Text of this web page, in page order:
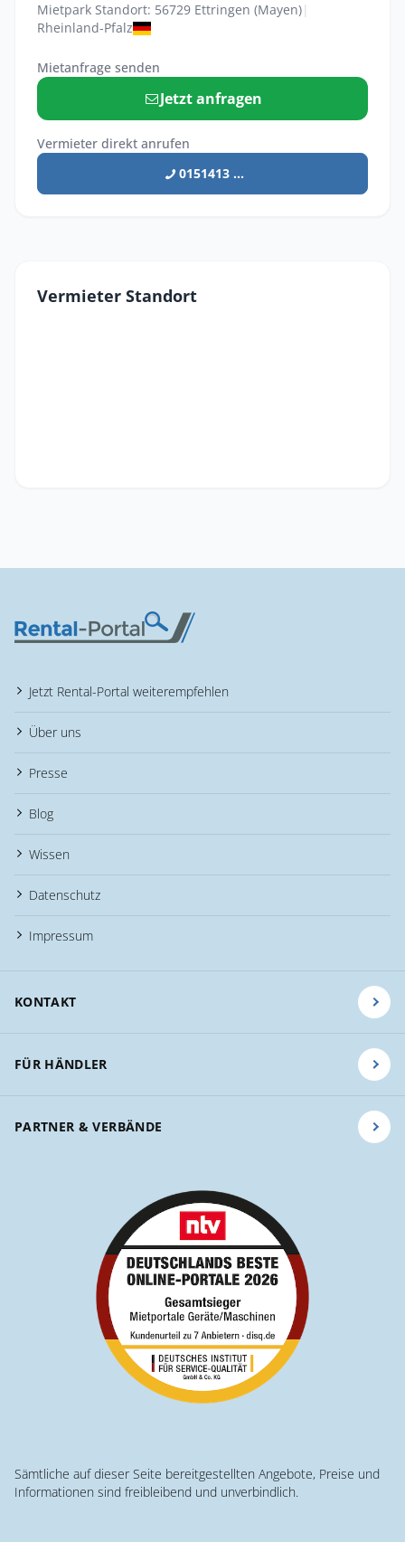
Mietpark Standort: 56729 Ettringen (Mayen)|
Rheinland-Pfalz
Mietanfrage senden
Jetzt anfragen
Vermieter direkt anrufen
0151413 ...
Vermieter Standort
Jetzt Rental-Portal weiterempfehlen
Über uns
Presse
Blog
Wissen
Datenschutz
Impressum
KONTAKT
FÜR HÄNDLER
PARTNER & VERBÄNDE
Sämtliche auf dieser Seite bereitgestellten Angebote, Preise und
Informationen sind freibleibend und unverbindlich.